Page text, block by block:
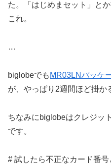
た。「はじめまセット」と
これ。
…
biglobeでも MR03LNパッケ
が、やっぱり2週間ほど掛か
ちなみにbiglobeはクレジッ
です。
# 試したら不正なカード番号